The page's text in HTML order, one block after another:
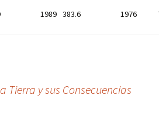
1989 383.6 1976
Tierra y sus Consecuencias